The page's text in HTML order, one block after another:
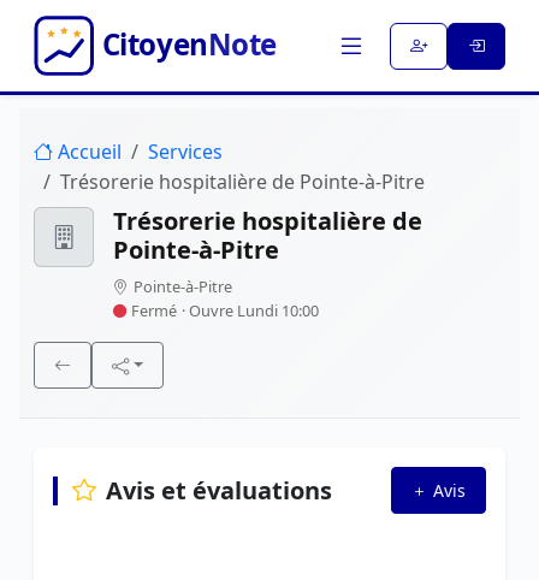
Accueil
Services
Trésorerie hospitalière de Pointe-à-Pitre
Trésorerie hospitalière de
Pointe-à-Pitre
Pointe-à-Pitre
Fermé · Ouvre Lundi 10:00
Avis et évaluations Avis